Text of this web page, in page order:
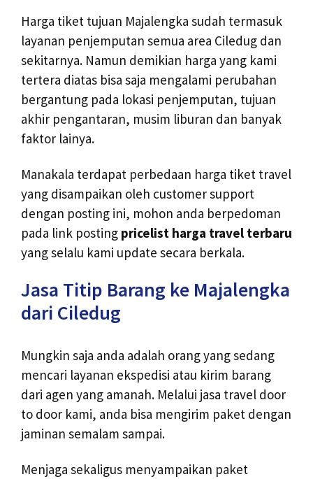
Harga tiket tujuan Majalengka sudah termasuk
layanan penjemputan semua area Ciledug dan
sekitarnya. Namun demikian harga yang kami
tertera diatas bisa saja mengalami perubahan
bergantung pada lokasi penjemputan, tujuan
akhir pengantaran, musim liburan dan banyak
faktor lainya.
Manakala terdapat perbedaan harga tiket travel
yang disampaikan oleh customer support
dengan posting ini, mohon anda berpedoman
pada link posting pricelist harga travel terbaru
yang selalu kami update secara berkala.
Jasa Titip Barang ke Majalengka
dari Ciledug
Mungkin saja anda adalah orang yang sedang
mencari layanan ekspedisi atau kirim barang
dari agen yang amanah. Melalui jasa travel door
to door kami, anda bisa mengirim paket dengan
jaminan semalam sampai.
Menjaga sekaligus menyampaikan paket